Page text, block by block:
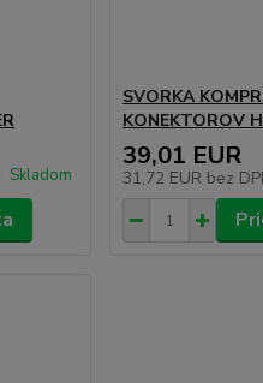
Skladom
SVORKA
KONEKTOROV
39,01 EUR
31,72 EUR bez